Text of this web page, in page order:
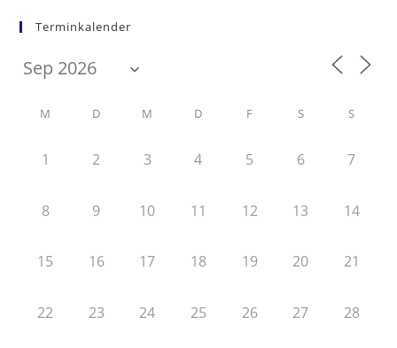
Terminkalender
M D M D F S S
1 2 3 4 5 6 7
8 9 10 11 12 13 14
15 16 17 18 19 20 21
22 23 24 25 26 27 28